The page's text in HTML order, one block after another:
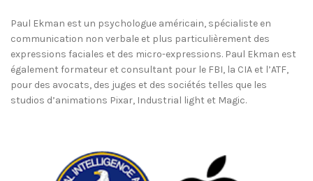
Paul Ekman est un psychologue américain, spécialiste en
communication non verbale et plus particulièrement des
expressions faciales et des micro-expressions. Paul Ekman est
également formateur et consultant pour le FBI, la CIA et l’ATF,
pour des avocats, des juges et des sociétés telles que les
studios d’animations Pixar, Industrial light et Magic.